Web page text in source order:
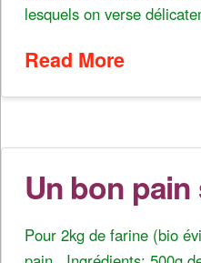
lesquels on verse
Read More
Un bon
Pour 2kg de farine (bio